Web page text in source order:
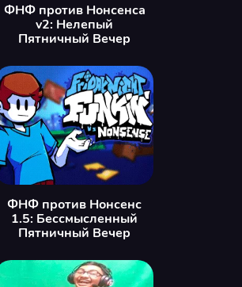
ФНФ против Нонсенса
v2: Нелепый
Пятничный Вечер
ФНФ против Нонсенс
1.5: Бессмысленный
Пятничный Вечер